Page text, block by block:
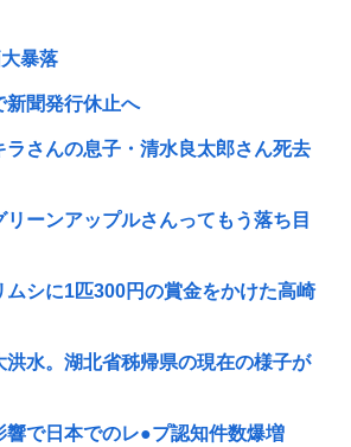
暴落
新聞発行休止へ
ラさんの息子・清水良太郎さん死去
リーンアップルさんってもう落ち目
ムシに1匹300円の賞金をかけた高崎
洪水。湖北省秭帰県の現在の様子が
響で日本でのレ●プ認知件数爆増